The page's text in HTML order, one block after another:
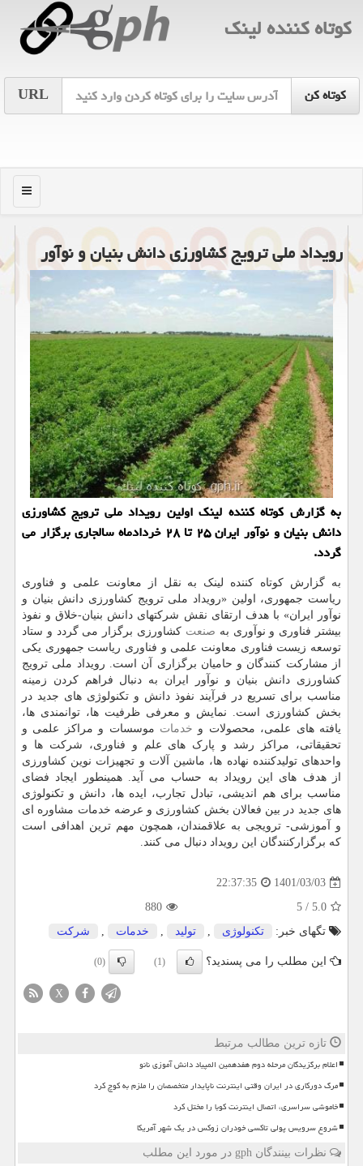
كوتاه كننده لینك
URL
منو
رویداد ملی ترویج کشاورزی دانش بنیان و نوآور
به گزارش کوتاه کننده لینک اولین رویداد ملی ترویج کشاورزی
دانش بنیان و نوآور ایران ۲۵ تا ۲۸ خردادماه سالجاری برگزار می
گردد.
به گزارش کوتاه کننده لینک به نقل از معاونت علمی و فناوری
ریاست جمهوری، اولین «رویداد ملی ترویج کشاورزی دانش بنیان و
نوآور ایران» با هدف ارتقای نقش شرکتهای دانش بنیان-خلاق و نفوذ
بیشتر فناوری و نوآوری به صنعت کشاورزی برگزار می گردد و ستاد
توسعه زیست فناوری معاونت علمی و فناوری ریاست جمهوری یکی
از مشارکت کنندگان و حامیان برگزاری آن است. رویداد ملی ترویج
کشاورزی دانش بنیان و نوآور ایران به دنبال فراهم کردن زمینه
مناسب برای تسریع در فرآیند نفوذ دانش و تکنولوژی های جدید در
بخش کشاورزی است. نمایش و معرفی ظرفیت ها، توانمندی ها،
یافته های علمی، محصولات و خدمات موسسات و مراکز علمی و
تحقیقاتی، مراکز رشد و پارک های علم و فناوری، شرکت ها و
واحدهای تولیدکننده نهاده ها، ماشین آلات و تجهیزات نوین کشاورزی
از هدف های این رویداد به حساب می آید. همینطور ایجاد فضای
مناسب برای هم اندیشی، تبادل تجارب، ایده ها، دانش و تکنولوژی
های جدید در بین فعالان بخش کشاورزی و عرضه خدمات مشاوره ای
و آموزشی- ترویجی به علاقمندان، همچون مهم ترین اهدافی است
که برگزارکنندگان این رویداد دنبال می کنند.
1401/03/03
22:37:35
5.0
/
5
880
تگهای خبر:
تكنولوژی , تولید , خدمات , شركت
این مطلب را می پسندید؟ (1)
(0)
X
تازه ترین مطالب مرتبط
اعلام برگزیدگان مرحله دوم هفدهمین المپیاد دانش آموزی نانو
مرگ دورکاری در ایران وقتی اینترنت ناپایدار متخصصان را ملزم به کوچ کرد
خاموشی سراسری، اتصال اینترنت کوبا را مختل کرد
شروع سرویس پولی تاکسی خودران زوکس در یک شهر آمریکا
نظرات بینندگان gph در مورد این مطلب